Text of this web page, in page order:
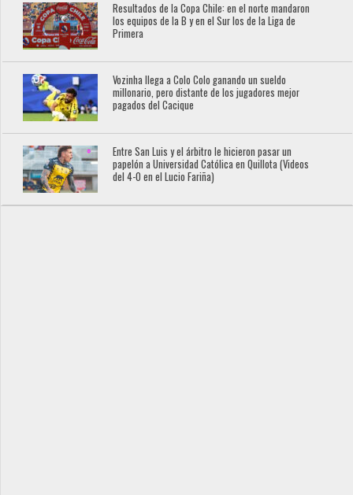
Resultados de la Copa Chile: en el norte mandaron
los equipos de la B y en el Sur los de la Liga de
Primera
Vozinha llega a Colo Colo ganando un sueldo
millonario, pero distante de los jugadores mejor
pagados del Cacique
Entre San Luis y el árbitro le hicieron pasar un
papelón a Universidad Católica en Quillota (Videos
del 4-0 en el Lucio Fariña)